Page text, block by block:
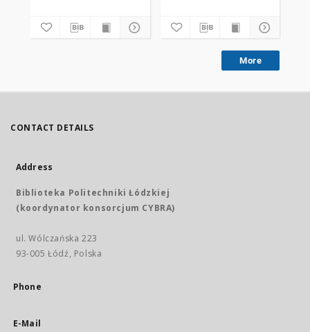
More
CONTACT DETAILS
Address
Biblioteka Politechniki Łódzkiej
(koordynator konsorcjum CYBRA)
ul. Wólczańska 223
93-005 Łódź, Polska
Phone
E-Mail